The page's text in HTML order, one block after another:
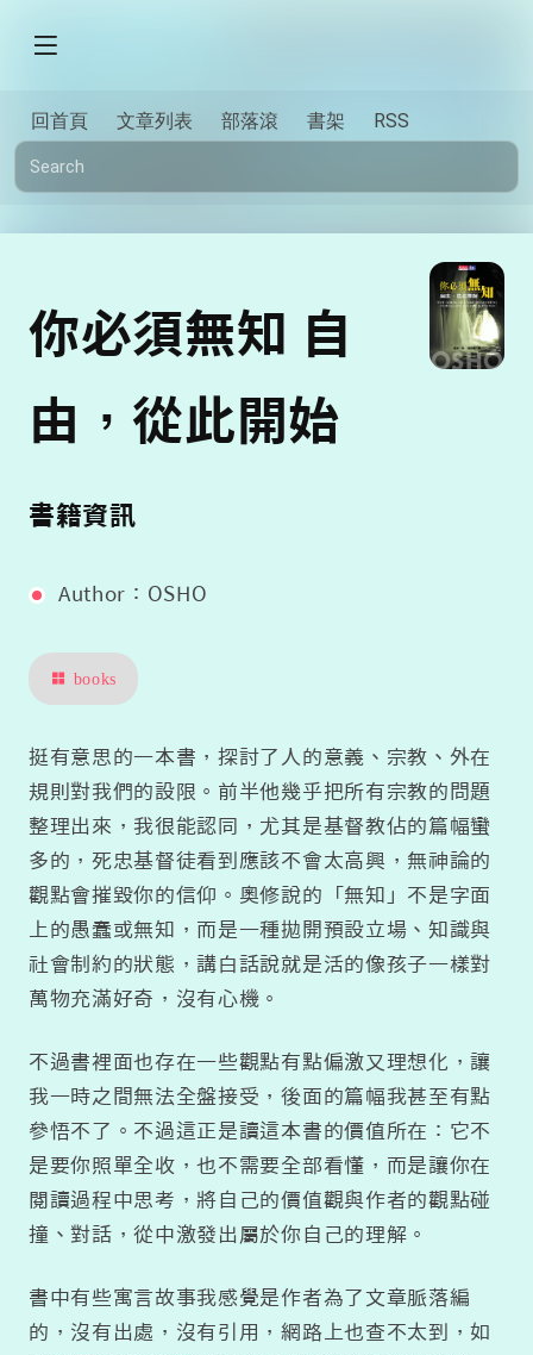
回首頁 文章列表 部落滾 書架 RSS
你必須無知 自
由，從此開始
書籍資訊
Author：OSHO
books
挺有意思的一本書，探討了人的意義、宗教、外在
規則對我們的設限。前半他幾乎把所有宗教的問題
整理出來，我很能認同，尤其是基督教佔的篇幅蠻
多的，死忠基督徒看到應該不會太高興，無神論的
觀點會摧毀你的信仰。奧修說的「無知」不是字面
上的愚蠢或無知，而是一種拋開預設立場、知識與
社會制約的狀態，講白話說就是活的像孩子一樣對
萬物充滿好奇，沒有心機。
不過書裡面也存在一些觀點有點偏激又理想化，讓
我一時之間無法全盤接受，後面的篇幅我甚至有點
參悟不了。不過這正是讀這本書的價值所在：它不
是要你照單全收，也不需要全部看懂，而是讓你在
閱讀過程中思考，將自己的價值觀與作者的觀點碰
撞、對話，從中激發出屬於你自己的理解。
書中有些寓言故事我感覺是作者為了文章脈落編
的，沒有出處，沒有引用，網路上也查不太到，如